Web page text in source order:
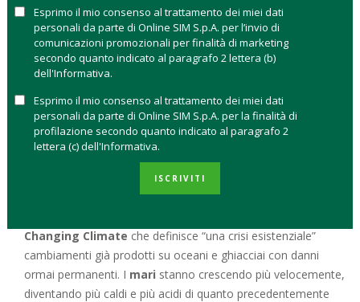
provenienti da 12 paesi contro cinque potenze:Argentina,
Brasile, Francia, Germania e Turchiache, secondo i
firmatari, sono incapaci di affrontare la crisi climatica e questo
costituisce una violazione dei diritti dei minori. Per questo
di ordinare aiPaesi inadempientiad agire per proteggere i
bambini dagli impatti devastanti dei cambiamenti climatici.
La protesta, che ha scatenato una tempesta sui social di tutto
il mondo, è arrivata proprio nel momento in cui le Nazioni
Unite hanno rilasciato unnuovo rapporto sul clima
Changing Climate che definisce “una crisi esistenziale”
cambiamenti già prodotti su oceani e ghiacciai con danni
ormai permanenti. I mari stanno crescendo più velocemente,
diventando più caldi e più acidi di quanto precedentemente
Esprimo il mio consenso al trattamento dei miei dati
personali da parte di Online SIM S.p.A. per l’invio di
comunicazioni promozionali per finalità di marketing
secondo quanto indicato al paragrafo 2 lettera (b)
dell'Informativa.
Esprimo il mio consenso al trattamento dei miei dati
personali da parte di Online SIM S.p.A. per la finalità di
profilazione secondo quanto indicato al paragrafo 2
lettera (c) dell'Informativa.
ISCRIVITI